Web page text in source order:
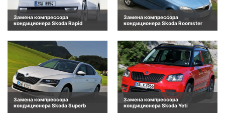
Замена компрессора
кондиционера Skoda Rapid
Замена компрессора
кондиционера Skoda Roomster
Замена компрессора
кондиционера Skoda Superb
Замена компрессора
кондиционера Skoda Yeti